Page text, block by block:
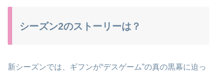
シーズン2のストーリーは？
新シーズンでは、ギフンが“デスゲーム”の真の黒幕に迫っ